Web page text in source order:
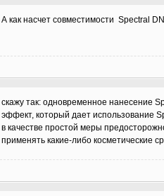
А как насчет совместимости Spectral
скажу так: одновременное нанесение
эффект, который дает использование
в качестве простой меры
применять какие-либо косметические